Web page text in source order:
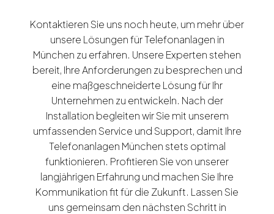
Kontaktieren Sie uns noch heute, um mehr über
unsere Lösungen für Telefonanlagen in
München zu erfahren. Unsere Experten stehen
bereit, Ihre Anforderungen zu besprechen und
eine maßgeschneiderte Lösung für Ihr
Unternehmen zu entwickeln. Nach der
Installation begleiten wir Sie mit unserem
umfassenden Service und Support, damit Ihre
Telefonanlagen München stets optimal
funktionieren. Profitieren Sie von unserer
langjährigen Erfahrung und machen Sie Ihre
Kommunikation fit für die Zukunft. Lassen Sie
uns gemeinsam den nächsten Schritt in